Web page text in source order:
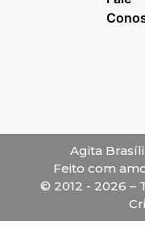
Agita
Feito com
© 2012 - 2026 –